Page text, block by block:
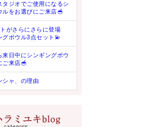
タジオでご使用になるシ
ルをお選びにご来店🥣
がさらにさらに登場
グボウル3点セット💫
来日中にシンギングボウ
ご来店🥣
シャ、の理由